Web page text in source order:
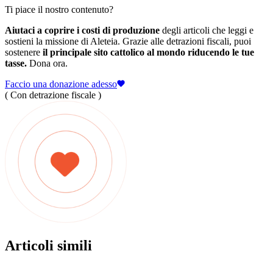
Ti piace il nostro contenuto?
Aiutaci a coprire i costi di produzione degli articoli che leggi e
sostieni la missione di Aleteia. Grazie alle detrazioni fiscali, puoi
sostenere il principale sito cattolico al mondo riducendo le tue
tasse. Dona ora.
Faccio una donazione adesso
( Con detrazione fiscale )
Articoli simili